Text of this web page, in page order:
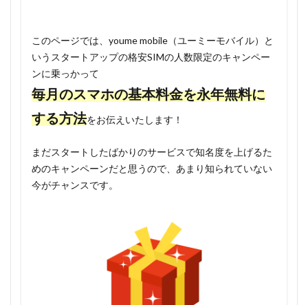
このページでは、youme mobile（ユーミーモバイル）と
いうスタートアップの格安SIMの人数限定のキャンペー
ンに乗っかって
毎月のスマホの基本料金を永年無料に
する方法をお伝えいたします！
まだスタートしたばかりのサービスで知名度を上げるた
めのキャンペーンだと思うので、あまり知られていない
今がチャンスです。